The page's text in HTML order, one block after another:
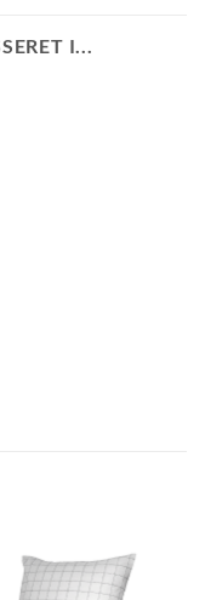
I...